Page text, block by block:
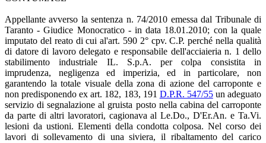
Appellante avverso la sentenza n. 74/2010 emessa dal Tribunale di
Taranto - Giudice Monocratico - in data 18.01.2010; con la quale
imputato del reato di cui al'art. 590 2° cpv. C.P. perché nella qualità
di datore di lavoro delegato e responsabile dell'acciaieria n. 1 dello
stabilimento industriale IL. S.p.A. per colpa consistita in
imprudenza, negligenza ed imperizia, ed in particolare, non
garantendo la totale visuale della zona di azione del carroponte e
non predisponendo ex art. 182, 183, 191 D.P.R. 547/55un adeguato
servizio di segnalazione al gruista posto nella cabina del carroponte
da parte di altri lavoratori, cagionava al Le.Do., D'Er.An. e Ta.Vi.
lesioni da ustioni. Elementi della condotta colposa. Nel corso dei
lavori di sollevamento di una siviera, il ribaltamento del carico